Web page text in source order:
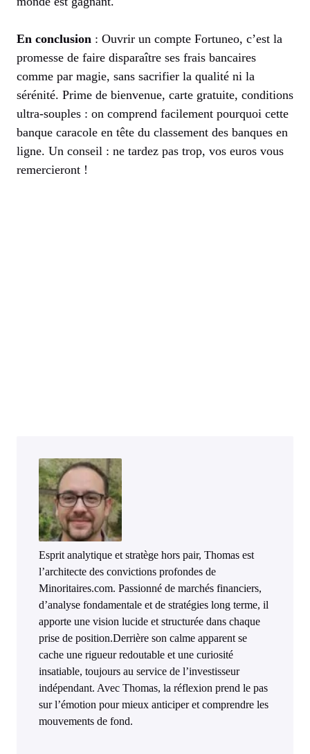
En conclusion : Ouvrir un compte Fortuneo, c’est la
promesse de faire disparaître ses frais bancaires
comme par magie, sans sacrifier la qualité ni la
sérénité. Prime de bienvenue, carte gratuite, conditions
ultra-souples : on comprend facilement pourquoi cette
banque caracole en tête du classement des banques en
ligne. Un conseil : ne tardez pas trop, vos euros vous
remercieront !
Esprit analytique et stratège hors pair, Thomas est
l’architecte des convictions profondes de
Minoritaires.com. Passionné de marchés financiers,
d’analyse fondamentale et de stratégies long terme, il
apporte une vision lucide et structurée dans chaque
prise de position.Derrière son calme apparent se
cache une rigueur redoutable et une curiosité
insatiable, toujours au service de l’investisseur
indépendant. Avec Thomas, la réflexion prend le pas
sur l’émotion pour mieux anticiper et comprendre les
mouvements de fond.